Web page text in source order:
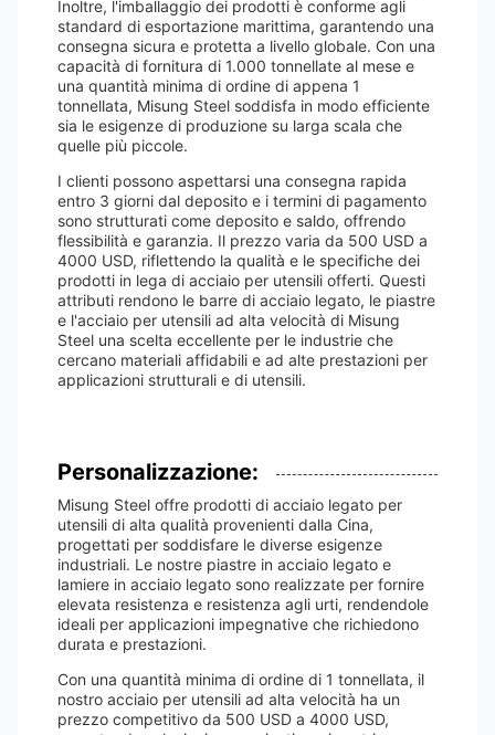
Inoltre, l'imballaggio dei prodotti è conforme agli
standard di esportazione marittima, garantendo una
consegna sicura e protetta a livello globale. Con una
capacità di fornitura di 1.000 tonnellate al mese e
una quantità minima di ordine di appena 1
tonnellata, Misung Steel soddisfa in modo efficiente
sia le esigenze di produzione su larga scala che
quelle più piccole.
I clienti possono aspettarsi una consegna rapida
entro 3 giorni dal deposito e i termini di pagamento
sono strutturati come deposito e saldo, offrendo
flessibilità e garanzia. Il prezzo varia da 500 USD a
4000 USD, riflettendo la qualità e le specifiche dei
prodotti in lega di acciaio per utensili offerti. Questi
attributi rendono le barre di acciaio legato, le piastre
e l'acciaio per utensili ad alta velocità di Misung
Steel una scelta eccellente per le industrie che
cercano materiali affidabili e ad alte prestazioni per
applicazioni strutturali e di utensili.
Personalizzazione:
Misung Steel offre prodotti di acciaio legato per
utensili di alta qualità provenienti dalla Cina,
progettati per soddisfare le diverse esigenze
industriali. Le nostre piastre in acciaio legato e
lamiere in acciaio legato sono realizzate per fornire
elevata resistenza e resistenza agli urti, rendendole
ideali per applicazioni impegnative che richiedono
durata e prestazioni.
Con una quantità minima di ordine di 1 tonnellata, il
nostro acciaio per utensili ad alta velocità ha un
prezzo competitivo da 500 USD a 4000 USD,